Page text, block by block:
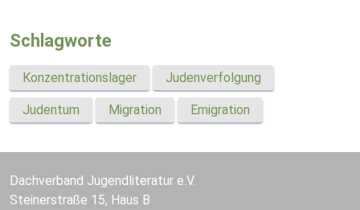
Schlagworte
Konzentrationslager Judenverfolgung
Judentum Migration Emigration
Dachverband Jugendliteratur e.V.
Steinerstraße 15, Haus B